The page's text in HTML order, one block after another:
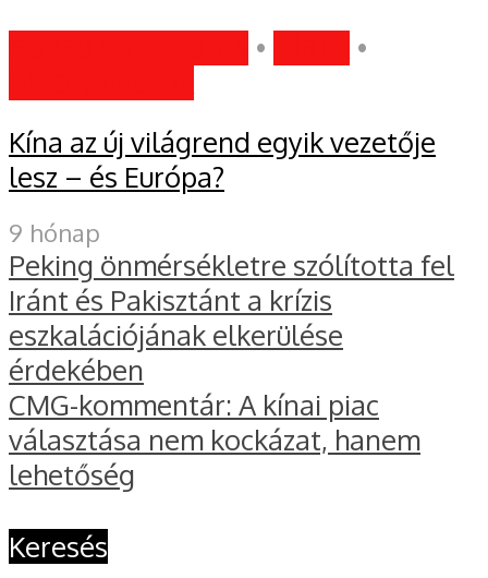
•
•
Kína az új világrend egyik vezetője
lesz – és Európa?
9 hónap
Peking önmérsékletre szólította fel
Iránt és Pakisztánt a krízis
eszkalációjának elkerülése
érdekében
CMG-kommentár: A kínai piac
választása nem kockázat, hanem
lehetőség
Keresés